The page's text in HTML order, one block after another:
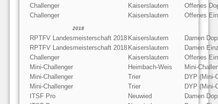
Challenger
Kaiserslautern
Offenes
Challenger
Kaiserslautern Offenes
2018
RPTFV Landesmeisterschaft 2018 Kaiserslautern
Damen
RPTFV Landesmeisterschaft 2018 Kaiserslautern
Damen
Challenger
Kaiserslautern
Offenes
Mini-Challenger
Heimbach-Weis
Mini-
Mini-Challenger
Trier
DYP (Mini-
Mini-Challenger
Trier
DYP (Mini-
ITSF Pro
Neuwied
Damen